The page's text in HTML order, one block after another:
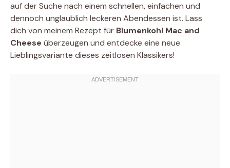
auf der Suche nach einem schnellen, einfachen und
dennoch unglaublich leckeren Abendessen ist. Lass
dich von meinem Rezept für Blumenkohl Mac and
Cheese überzeugen und entdecke eine neue
Lieblingsvariante dieses zeitlosen Klassikers!